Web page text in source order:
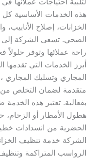
هذه الخدمات الأساسية
الخزانات، إصلاح
الصحي. تسعى الشركة إلى
راحة عملائها وتوفر حلولاً
أبرز الخدمات التي
المجاري وتسليك المجاري
متقدمة لضمان التخلص من
بفعالية. تعتبر هذه
هطول الأمطار أو الزحام،
الحضرية من انسدادات
الشركة خدمة تنظيف
الرواسب المتراكمة